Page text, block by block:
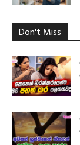
Don't Miss